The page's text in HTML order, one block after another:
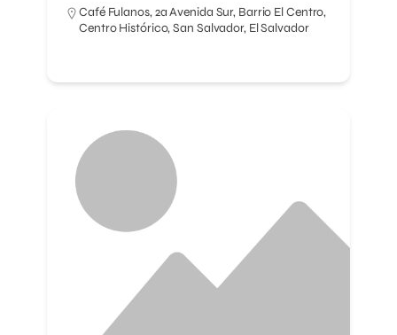
Café Fulanos, 2a Avenida Sur, Barrio El Centro,
Centro Histórico, San Salvador, El Salvador